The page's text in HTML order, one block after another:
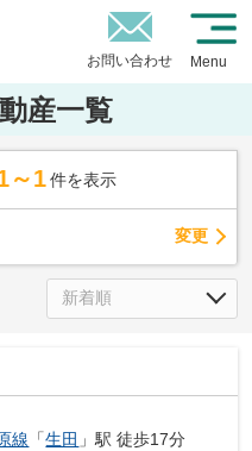
お問い合わせ Menu
産一覧
～1 件を表示
変更
線 「生田 」駅 徒歩17分